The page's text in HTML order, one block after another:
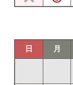
日 月